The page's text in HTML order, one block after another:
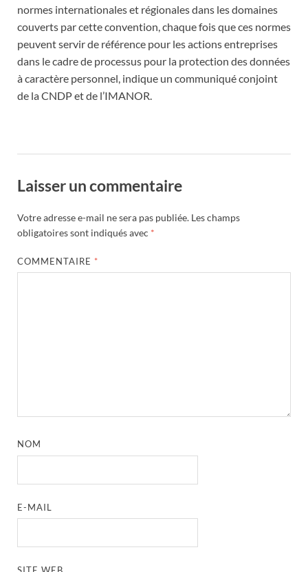
normes internationales et régionales dans les domaines
couverts par cette convention, chaque fois que ces normes
peuvent servir de référence pour les actions entreprises
dans le cadre de processus pour la protection des données
à caractère personnel, indique un communiqué conjoint
de la CNDP et de l’IMANOR.
Laisser un commentaire
Votre adresse e-mail ne sera pas publiée. Les champs
obligatoires sont indiqués avec *
COMMENTAIRE *
NOM
E-MAIL